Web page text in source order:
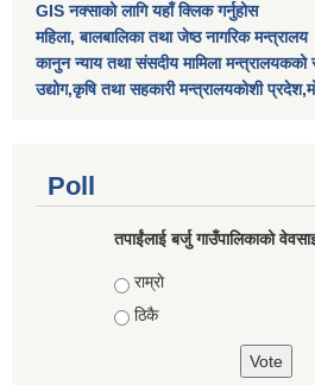
GIS नक्साको लागि यहाँ क्लिक गर्नुहोस
महिला, बालबालिका तथा जेष्ठ नागरिक मन्त्रालय
कानुन न्याय तथा संसदीय मामिला मन्त्रालयकको
उद्योग,कृषि तथा सहकारी मन्त्रालयकोशी
Poll
तपाईंलाई बर्जु गाउँपालिकाको
Choices
राम्राे
ठिकै